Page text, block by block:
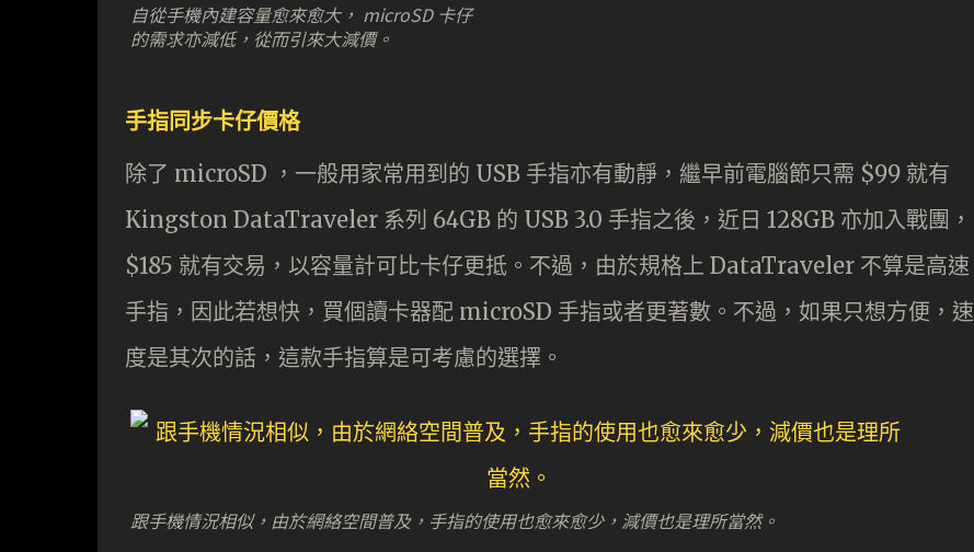
自從手機內建容量愈來愈大， microSD 卡仔
的需求亦減低，從而引來大減價。
手指同步卡仔價格
除了 microSD ，一般用家常用到的 USB 手指亦有動靜，繼早前電腦節只需 $99 就有
Kingston DataTraveler 系列 64GB 的 USB 3.0 手指之後，近日 128GB 亦加入戰團，
$185 就有交易，以容量計可比卡仔更抵。不過，由於規格上 DataTraveler 不算是高速
手指，因此若想快，買個讀卡器配 microSD 手指或者更著數。不過，如果只想方便，速
度是其次的話，這款手指算是可考慮的選擇。
跟手機情況相似，由於網絡空間普及，手指的使用也愈來愈少，減價也是理所當然。